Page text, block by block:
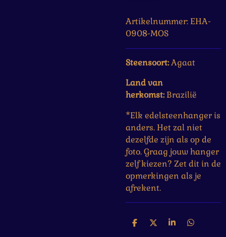
Artikelnummer: EHA-
0908-MOS
Steensoort:Agaat
Land van
herkomst: Brazilië
*Elk edelsteenhanger is
anders. Het zal niet
dezelfde zijn als op de
foto. Graag jouw hanger
zelf kiezen? Zet dit in de
opmerkingen als je
afrekent.
D
D
S
D